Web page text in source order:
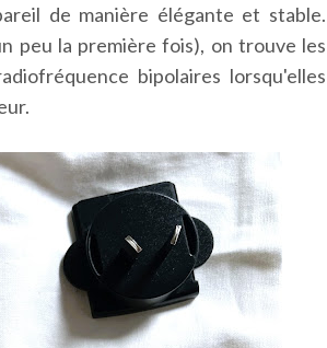
de manière élégante et stable.
peu la première fois), on trouve les
bipolaires lorsqu'elles